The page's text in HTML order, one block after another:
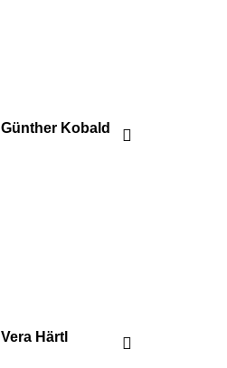
Günther Kobald
Vera Härtl